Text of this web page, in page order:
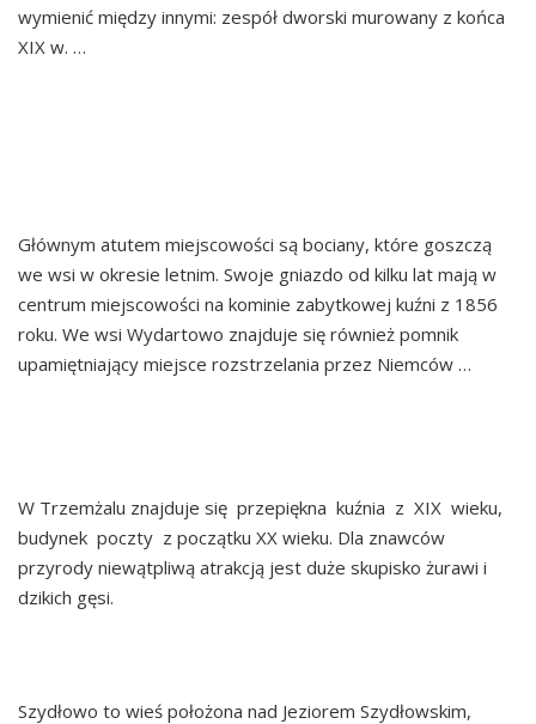
wymienić między innymi: zespół dworski murowany z końca
XIX w. …
Głównym atutem miejscowości są bociany, które goszczą
we wsi w okresie letnim. Swoje gniazdo od kilku lat mają w
centrum miejscowości na kominie zabytkowej kuźni z 1856
roku. We wsi Wydartowo znajduje się również pomnik
upamiętniający miejsce rozstrzelania przez Niemców …
W Trzemżalu znajduje się przepiękna kuźnia z XIX wieku,
budynek poczty z początku XX wieku. Dla znawców
przyrody niewątpliwą atrakcją jest duże skupisko żurawi i
dzikich gęsi.
Szydłowo to wieś położona nad Jeziorem Szydłowskim,